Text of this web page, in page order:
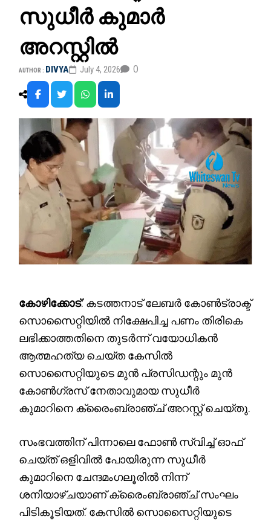
സുധീർ കുമാർ
അറസ്റ്റിൽ
AUTHOR : DIVYA July 4, 2026 0
കോഴിക്കോട്: കടത്തനാട് ലേബർ കോൺട്രാക്ട്
സൊസൈറ്റിയിൽ നിക്ഷേപിച്ച പണം തിരികെ
ലഭിക്കാത്തതിനെ തുടർന്ന് വയോധികൻ
ആത്മഹത്യ ചെയ്ത കേസിൽ
സൊസൈറ്റിയുടെ മുൻ പ്രസിഡന്റും മുൻ
കോൺഗ്രസ് നേതാവുമായ സുധീർ
കുമാറിനെ ക്രൈംബ്രാഞ്ച് അറസ്റ്റ് ചെയ്തു.
സംഭവത്തിന് പിന്നാലെ ഫോൺ സ്വിച്ച് ഓഫ്
ചെയ്ത് ഒളിവിൽ പോയിരുന്ന സുധീർ
കുമാറിനെ ചേന്ദമംഗലൂരിൽ നിന്ന്
ശനിയാഴ്ചയാണ് ക്രൈംബ്രാഞ്ച് സംഘം
പിടികൂടിയത്. കേസിൽ സൊസൈറ്റിയുടെ